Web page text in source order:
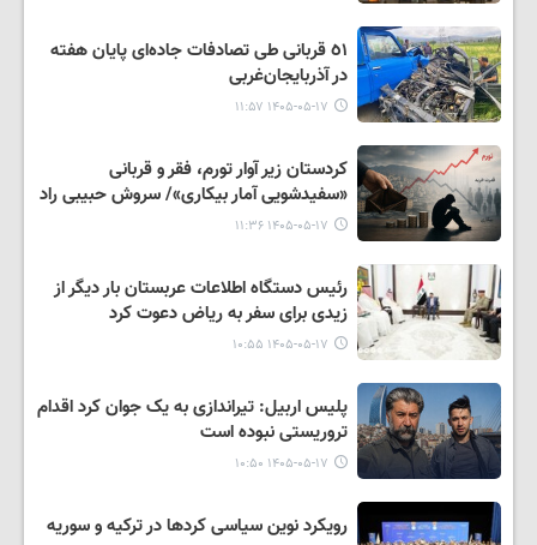
٥١ قربانی طی تصادفات جاده‌ای پایان هفته
در آذربایجان‌غربی
۱۴۰۵-۰۵-۱۷ ۱۱:۵۷
کردستان زیر آوار تورم، فقر و قربانی
«سفیدشویی آمار بیکاری»/ سروش حبیبی راد
۱۴۰۵-۰۵-۱۷ ۱۱:۳۶
رئیس دستگاه اطلاعات عربستان بار دیگر از
زیدی برای سفر به ریاض دعوت کرد
۱۴۰۵-۰۵-۱۷ ۱۰:۵۵
پلیس اربیل: تیراندازی به یک جوان کرد اقدام
تروریستی نبوده است
۱۴۰۵-۰۵-۱۷ ۱۰:۵۰
رویکرد نوین سیاسی کردها در ترکیه و سوریه